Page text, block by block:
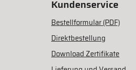
Kundenservice
Bestellformular (PDF)
Direktbestellung
Download Zertifikate